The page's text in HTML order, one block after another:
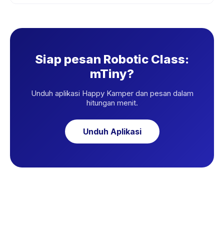
Siap pesan Robotic Class:
mTiny?
Unduh aplikasi Happy Kamper dan pesan dalam
hitungan menit.
Unduh Aplikasi